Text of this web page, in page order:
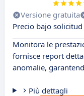
Versione gratuita
Precio bajo solicitud
Monitora le
fornisce report
anomalie,
Più dettagli